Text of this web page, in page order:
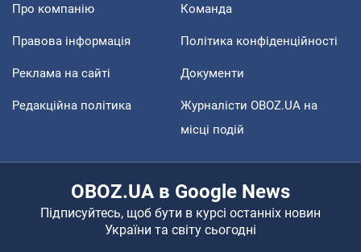
Про компанію Команда
Правова інформація Політика конфіденційності
Реклама на сайті Документи
Редакційна політика
Журналісти OBOZ.UA на
місці подій
OBOZ.UA в Google News
Підписуйтесь, щоб бути в курсі останніх новин
України та світу сьогодні